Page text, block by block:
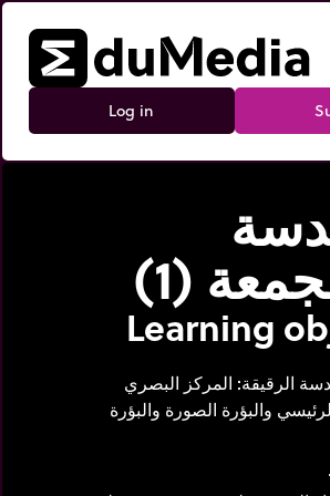
Log in
(1)
Learning
الرقيقة: المركز البصري
والبؤرة الصورة والبؤرة